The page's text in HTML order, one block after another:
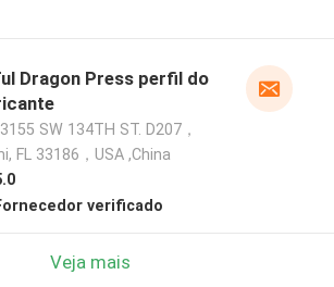
Dragon Press perfil do
SW 134TH ST. D207，
FL 33186，USA ,China
verificado
Veja mais